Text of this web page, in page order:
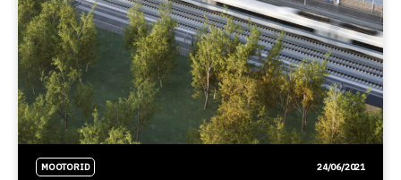
MOOTORID 24/06/2021